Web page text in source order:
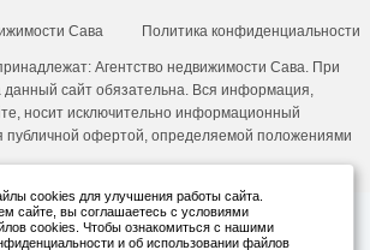
Сава Политика конфиденциальности
Агентство недвижимости Сава. При
данный сайт обязательна. Вся информация,
носит исключительно информационный
публичной офертой, определяемой положениями
cookies для улучшения работы сайта.
сайте, вы соглашаетесь с условиями
cookies. Чтобы ознакомиться с нашими
и об использовании файлов